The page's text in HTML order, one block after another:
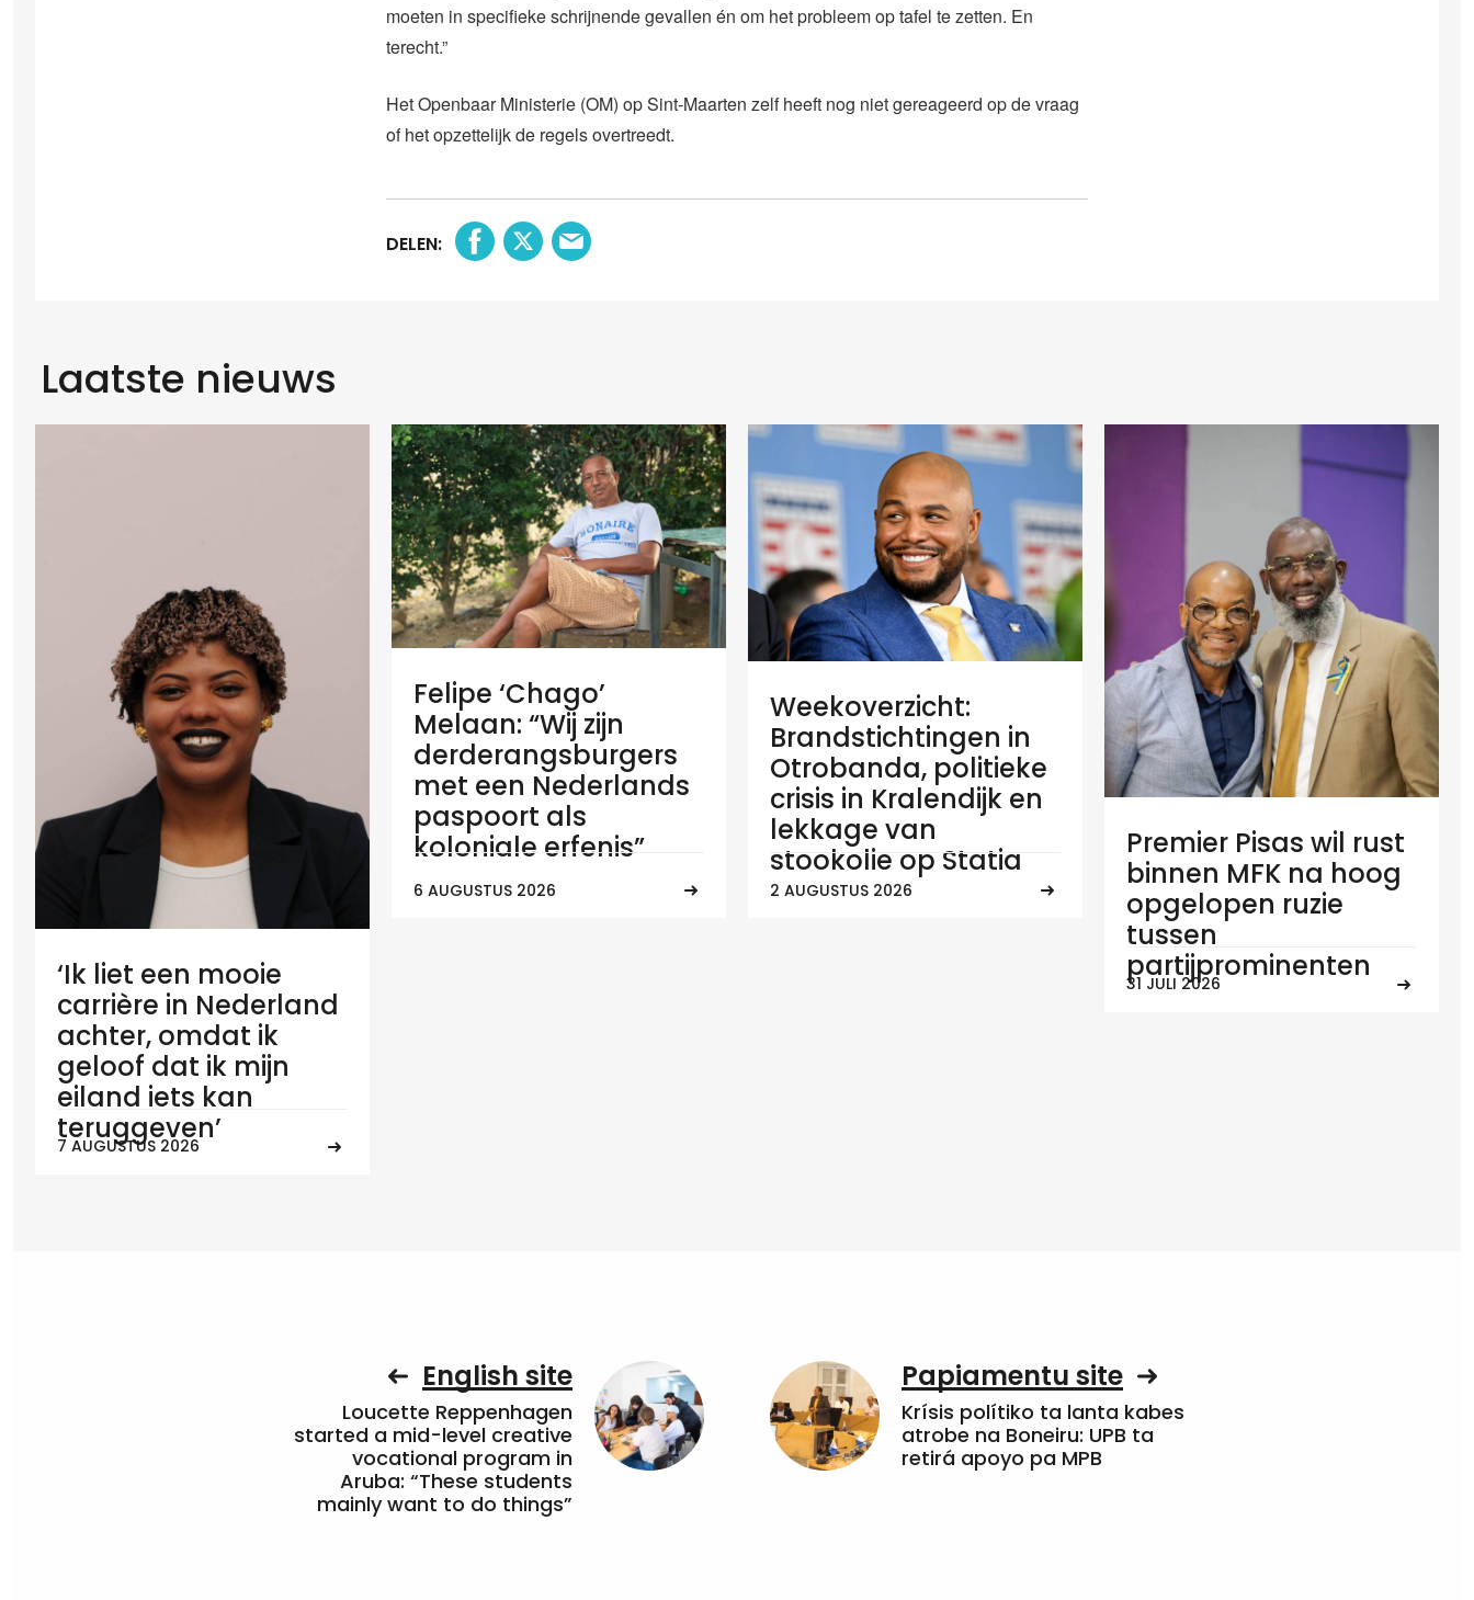
moeten in specifieke schrijnende gevallen én om het probleem op tafel te zetten. En
terecht.”
Het Openbaar Ministerie (OM) op Sint-Maarten zelf heeft nog niet gereageerd op de vraag
of het opzettelijk de regels overtreedt.
DELEN:
Laatste nieuws
‘Ik liet een mooie
carrière in Nederland
achter, omdat ik
geloof dat ik mijn
eiland iets kan
teruggeven’
7 AUGUSTUS 2026
Felipe ‘Chago’
Melaan: “Wij zijn
derderangsburgers
met een Nederlands
paspoort als
koloniale erfenis”
6 AUGUSTUS 2026
Weekoverzicht:
Brandstichtingen in
Otrobanda, politieke
crisis in Kralendijk en
lekkage van
stookolie op Statia
2 AUGUSTUS 2026
Premier Pisas wil rust
binnen MFK na hoog
opgelopen ruzie
tussen
partijprominenten
31 JULI 2026
English site
Loucette Reppenhagen
started a mid-level creative
vocational program in
Aruba: “These students
mainly want to do things”
Papiamentu site
Krísis polítiko ta lanta kabes
atrobe na Boneiru: UPB ta
retirá apoyo pa MPB